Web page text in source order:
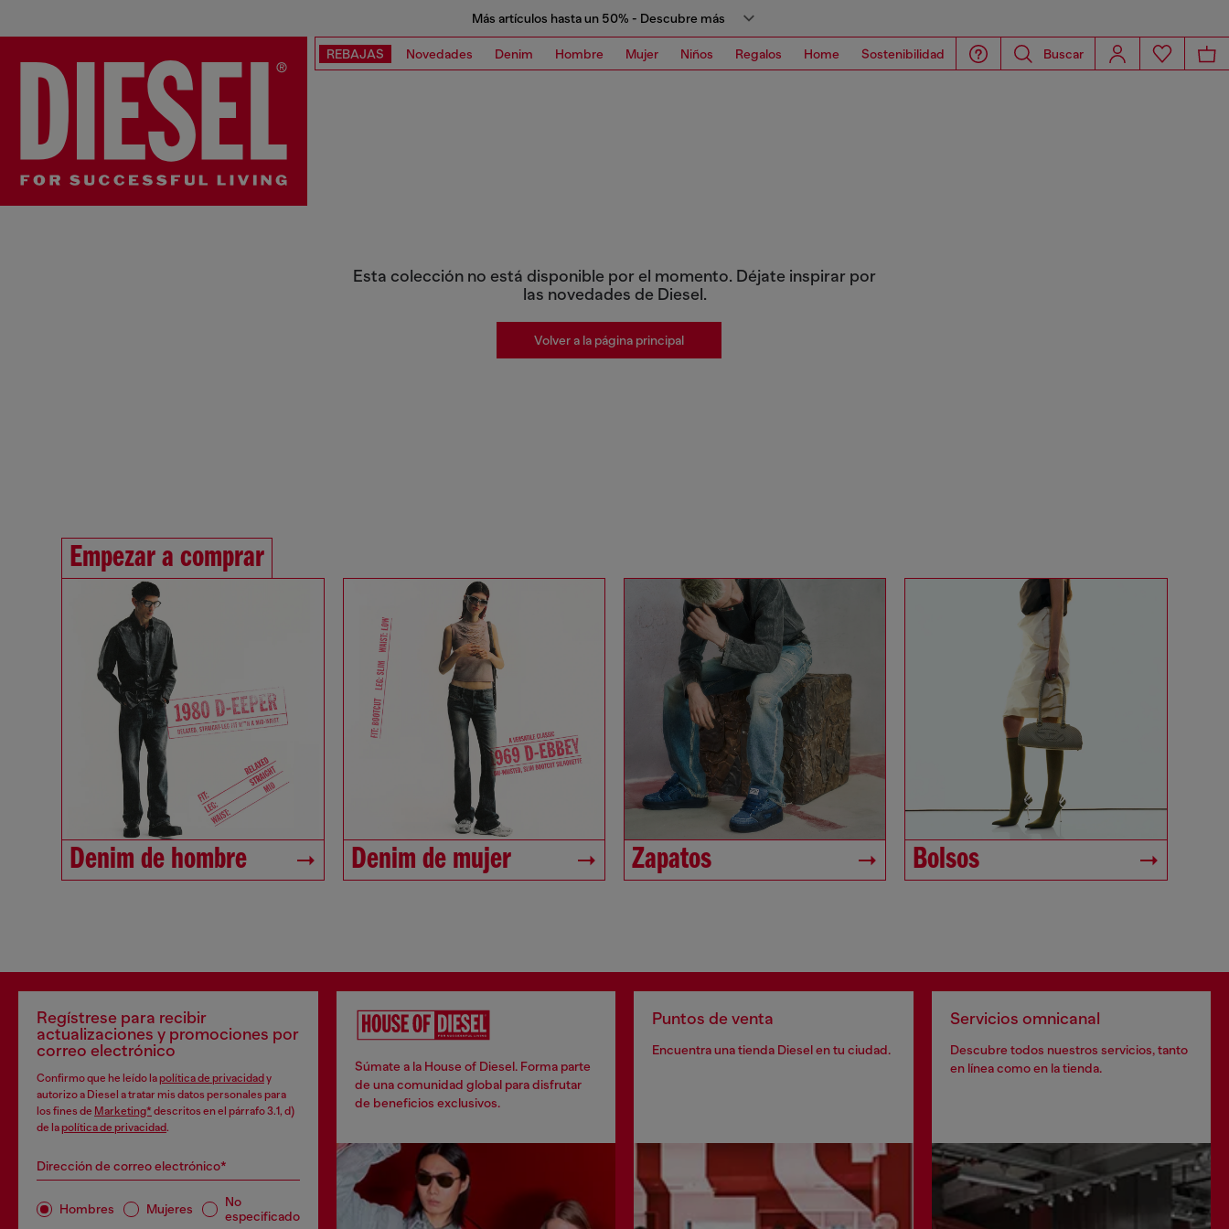
Más artículos hasta un 50% - Descubre más
REBAJAS Novedades Denim Hombre Mujer Niños Regalos Home Sostenibilidad Buscar
Novedades Relojes de Hombre
Esta colección no está disponible por el momento. Déjate inspirar por
las novedades de Diesel.
Volver a la página principal
Empezar a comprar
Denim de hombre Denim de mujer Zapatos Bolsos
Regístrese para recibir
actualizaciones y promociones por
correo electrónico
Confirmo que he leído lapolítica de privacidad y
autorizo a Diesel a tratar mis datos personales para
los fines de Marketing* descritos en el párrafo 3.1, d)
de lapolítica de privacidad.
Dirección de correo electrónico*
Hombres Mujeres
No
especificado
Súmate a la House of Diesel. Forma parte
de una comunidad global para disfrutar
de beneficios exclusivos.
Puntos de venta
Encuentra una tienda Diesel en tu ciudad.
Servicios omnicanal
Descubre todos nuestros servicios, tanto
en línea como en la tienda.